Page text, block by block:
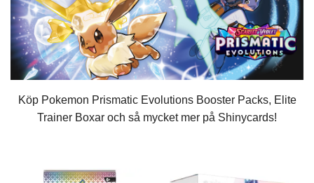
Köp Pokemon Prismatic EvolutionsBooster Packs, Elite
Trainer Boxar och så mycket mer på Shinycards!